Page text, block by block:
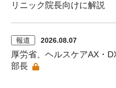
リニック院長向けに解説
報道 2026.08.07
厚労省、ヘルスケアAX・
部長